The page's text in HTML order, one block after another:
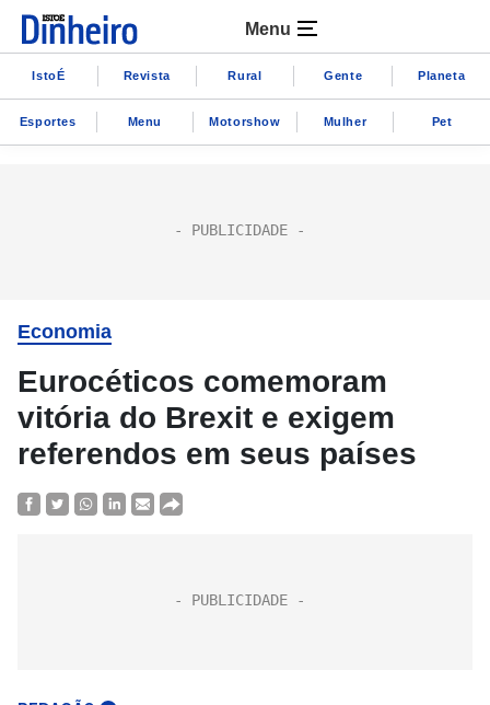
Menu
IstoÉ Revista Rural Gente Planeta
Esportes Menu Motorshow Mulher Pet
Economia
Eurocéticos comemoram
vitória do Brexit e exigem
referendos em seus países